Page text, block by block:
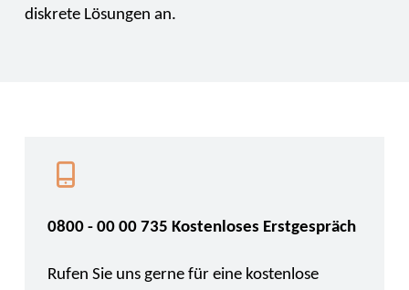
diskrete Lösungen an.
0800 - 00 00 735 Kostenloses Erstgespräch
Rufen Sie uns gerne für eine kostenlose